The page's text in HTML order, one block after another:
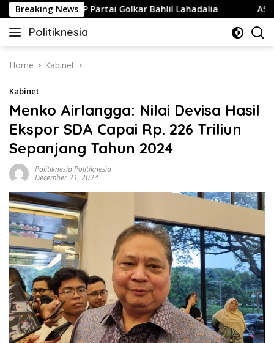
Skip
to
content
Breaking News
Ketum DPP Partai Golkar Bahlil Lahadalia AS
Politiknesia
Politiknesia.com
Home Kabinet
Kabinet
Menko Airlangga: Nilai Devisa Hasil
Ekspor SDA Capai Rp. 226 Triliun
Sepanjang Tahun 2024
Politiknesia Politiknesia
December 21, 2024